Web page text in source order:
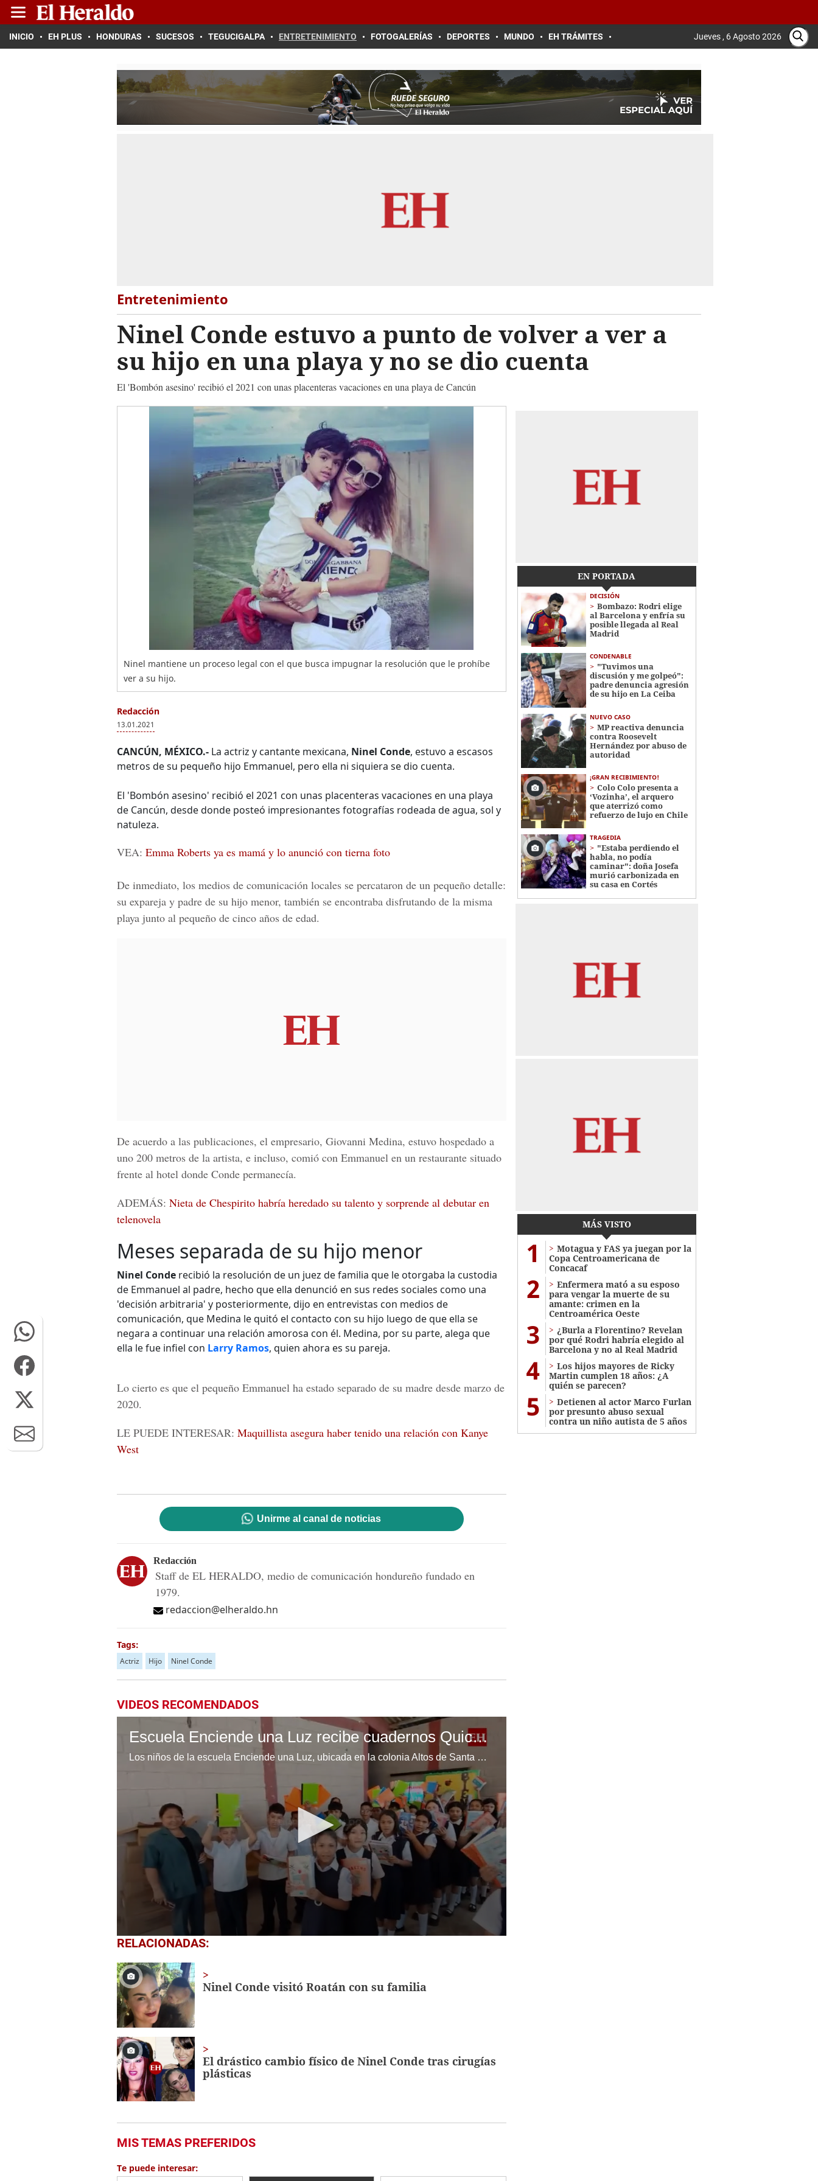
INICIO EH PLUS HONDURAS SUCESOS TEGUCIGALPA ENTRETENIMIENTO FOTOGALERÍAS DEPORTES MUNDO EH TRÁMITES Jueves , 6 Agosto 2026
Entretenimiento
Ninel Conde estuvo a punto de volver a ver a
su hijo en una playa y no se dio cuenta
El 'Bombón asesino' recibió el 2021 con unas placenteras vacaciones en una playa de Cancún
Ninel mantiene un proceso legal con el que busca impugnar la resolución que le prohíbe
ver a su hijo.
Redacción
13.01.2021
CANCÚN, MÉXICO.- La actriz y cantante mexicana, Ninel Conde, estuvo a escasos
metros de su pequeño hijo Emmanuel, pero ella ni siquiera se dio cuenta.
El 'Bombón asesino' recibió el 2021 con unas placenteras vacaciones en una playa
de Cancún, desde donde posteó impresionantes fotografías rodeada de agua, sol y
natuleza.
VEA: Emma Roberts ya es mamá y lo anunció con tierna foto
De inmediato, los medios de comunicación locales se percataron de un pequeño detalle:
su expareja y padre de su hijo menor, también se encontraba disfrutando de la misma
playa junto al pequeño de cinco años de edad.
De acuerdo a las publicaciones, el empresario, Giovanni Medina, estuvo hospedado a
uno 200 metros de la artista, e incluso, comió con Emmanuel en un restaurante situado
frente al hotel donde Conde permanecía.
ADEMÁS: Nieta de Chespirito habría heredado su talento y sorprende al debutar en
telenovela
Meses separada de su hijo menor
Ninel Conde recibió la resolución de un juez de familia que le otorgaba la custodia
de Emmanuel al padre, hecho que ella denunció en sus redes sociales como una
'decisión arbitraria' y posteriormente, dijo en entrevistas con medios de
comunicación, que Medina le quitó el contacto con su hijo luego de que ella se
negara a continuar una relación amorosa con él. Medina, por su parte, alega que
ella le fue infiel con Larry Ramos, quien ahora es su pareja.
Lo cierto es que el pequeño Emmanuel ha estado separado de su madre desde marzo de
2020.
LE PUEDE INTERESAR: Maquillista asegura haber tenido una relación con Kanye
West
Unirme al canal de noticias
Redacción
Staff de EL HERALDO, medio de comunicación hondureño fundado en
1979.
redaccion@elheraldo.hn
Tags:
Actriz Hijo Ninel Conde
VIDEOS RECOMENDADOS
Escuela Enciende una Luz recibe cuadernos Quick, gracias a la Maratón del Saber
Los niños de la escuela Enciende una Luz, ubicada en la colonia Altos de Santa Rosa, al sur de Tegucigalpa, recibieron cuadernos Quick como parte de la Campaña Maratón del Saber.
0
seconds
1
minute,
56
secondsVolume
0%
RELACIONADAS:
Ninel Conde visitó Roatán con su familia
El drástico cambio físico de Ninel Conde tras cirugías
plásticas
MIS TEMAS PREFERIDOS
Te puede interesar:
EN PORTADA
DECISIÓN
Bombazo: Rodri elige
al Barcelona y enfría su
posible llegada al Real
Madrid
CONDENABLE
"Tuvimos una
discusión y me golpeó":
padre denuncia agresión
de su hijo en La Ceiba
NUEVO CASO
MP reactiva denuncia
contra Roosevelt
Hernández por abuso de
autoridad
¡GRAN RECIBIMIENTO!
Colo Colo presenta a
‘Vozinha’, el arquero
que aterrizó como
refuerzo de lujo en Chile
TRAGEDIA
"Estaba perdiendo el
habla, no podía
caminar": doña Josefa
murió carbonizada en
su casa en Cortés
MÁS VISTO
1
Motagua y FAS ya juegan por la
Copa Centroamericana de
Concacaf
2
Enfermera mató a su esposo
para vengar la muerte de su
amante: crimen en la
Centroamérica Oeste
3
¿Burla a Florentino? Revelan
por qué Rodri habría elegido al
Barcelona y no al Real Madrid
4
Los hijos mayores de Ricky
Martin cumplen 18 años: ¿A
quién se parecen?
5
Detienen al actor Marco Furlan
por presunto abuso sexual
contra un niño autista de 5 años